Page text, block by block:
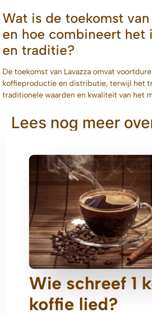
Wat is de toekomst van
en hoe combineert het
en traditie?
De toekomst van Lavazza omvat
koffieproductie en distributie, terwijl het
traditionele waarden en kwaliteit van het
Lees nog meer
Wie schreef 1
koffie lied?